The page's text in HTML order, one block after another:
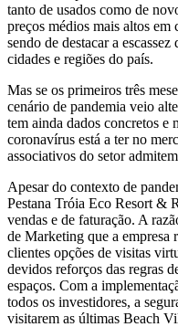
tanto de usados como de
preços médios mais altos em
sendo de destacar a
cidades e regiões do país.
Mas se os primeiros três
cenário de pandemia veio
tem ainda dados concretos e
coronavírus está a ter no
associativos do setor
Apesar do contexto de
Pestana Tróia Eco Resort &
vendas e de faturação. A
de Marketing que a empresa
clientes opções de visitas
devidos reforços das regras
espaços. Com a
todos os investidores, a
visitarem as últimas Beach